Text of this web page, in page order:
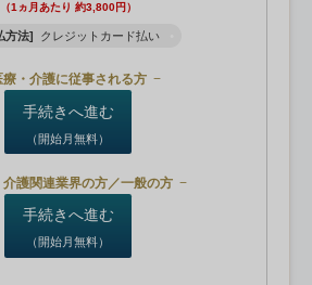
（1ヵ月あたり 約3,800円）
方法] クレジットカード払い
療・介護に従事される方
手続きへ進む
（開始月無料）
介護関連業界の方／一般の方
手続きへ進む
（開始月無料）